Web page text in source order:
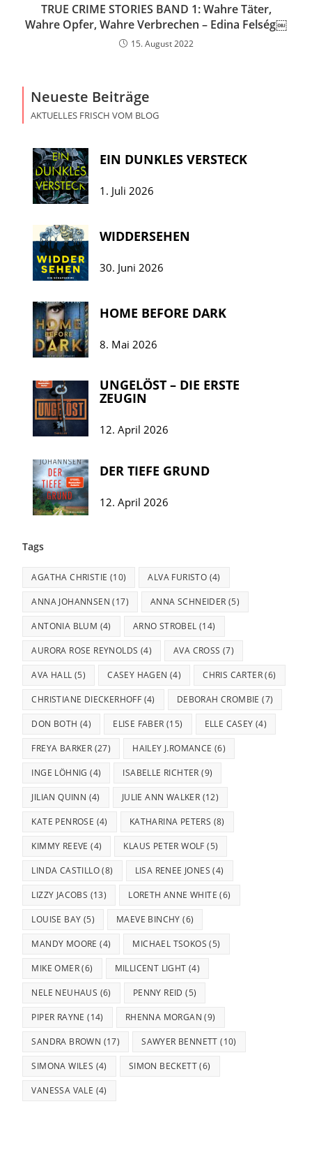
TRUE CRIME STORIES BAND 1: Wahre Täter,
Wahre Opfer, Wahre Verbrechen – Edina Felség￼
15. August 2022
Neueste Beiträge
AKTUELLES FRISCH VOM BLOG
EIN DUNKLES VERSTECK
1. Juli 2026
WIDDERSEHEN
30. Juni 2026
HOME BEFORE DARK
8. Mai 2026
UNGELÖST – DIE ERSTE
ZEUGIN
12. April 2026
DER TIEFE GRUND
12. April 2026
Tags
AGATHA CHRISTIE (10) ALVA FURISTO (4)
ANNA JOHANNSEN (17) ANNA SCHNEIDER (5)
ANTONIA BLUM (4) ARNO STROBEL (14)
AURORA ROSE REYNOLDS (4) AVA CROSS (7)
AVA HALL (5) CASEY HAGEN (4) CHRIS CARTER(6)
CHRISTIANE DIECKERHOFF (4) DEBORAH CROMBIE (7)
DON BOTH (4) ELISE FABER (15) ELLE CASEY (4)
FREYA BARKER (27) HAILEY J.ROMANCE (6)
INGE LÖHNIG (4) ISABELLE RICHTER (9)
JILIAN QUINN (4) JULIE ANN WALKER (12)
KATE PENROSE (4) KATHARINA PETERS (8)
KIMMY REEVE (4) KLAUS PETER WOLF (5)
LINDA CASTILLO(8) LISA RENEE JONES (4)
LIZZY JACOBS (13) LORETH ANNE WHITE (6)
LOUISE BAY (5) MAEVE BINCHY (6)
MANDY MOORE (4) MICHAEL TSOKOS (5)
MIKE OMER(6) MILLICENT LIGHT (4)
NELE NEUHAUS (6) PENNY REID (5)
PIPER RAYNE (14) RHENNA MORGAN (9)
SANDRA BROWN (17) SAWYER BENNETT (10)
SIMONA WILES (4) SIMON BECKETT(6)
VANESSA VALE (4)